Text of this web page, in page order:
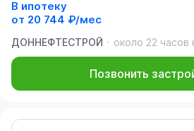
В ипотеку
от 20 744 ₽/мес
ДОННЕФТЕСТРОЙ
около 22 часов
Позвонить